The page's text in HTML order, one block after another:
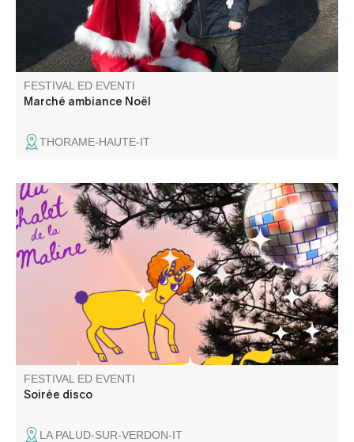
FESTIVAL ED EVENTI
Marché ambiance Noël
THORAME-HAUTE-IT
Venez passer une bonne soirée disco au Chalet de la
Maline avec DJ Uman ! Nous vous attendons nombreux
FESTIVAL ED EVENTI
Soirée disco
LA PALUD-SUR-VERDON-IT